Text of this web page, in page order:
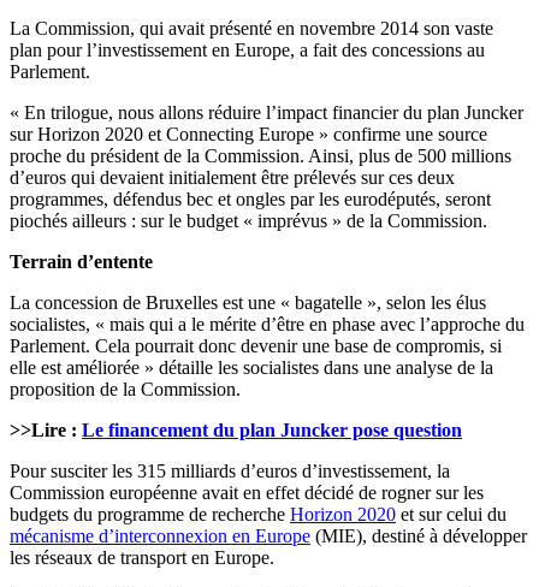
La Commission, qui avait présenté en novembre 2014 son vaste
plan pour l’investissement en Europe, a fait des concessions au
Parlement.
« En trilogue, nous allons réduire l’impact financier du plan Juncker
sur Horizon 2020 et Connecting Europe » confirme une source
proche du président de la Commission. Ainsi, plus de 500 millions
d’euros qui devaient initialement être prélevés sur ces deux
programmes, défendus bec et ongles par les eurodéputés, seront
piochés ailleurs : sur le budget « imprévus » de la Commission.
Terrain d’entente
La concession de Bruxelles est une « bagatelle », selon les élus
socialistes, « mais qui a le mérite d’être en phase avec l’approche du
Parlement. Cela pourrait donc devenir une base de compromis, si
elle est améliorée » détaille les socialistes dans une analyse de la
proposition de la Commission.
>>Lire : Le financement du plan Juncker pose question
Pour susciter les 315 milliards d’euros d’investissement, la
Commission européenne avait en effet décidé de rogner sur les
budgets du programme de recherche Horizon 2020 et sur celui du
mécanisme d’interconnexion en Europe (MIE), destiné à développer
les réseaux de transport en Europe.